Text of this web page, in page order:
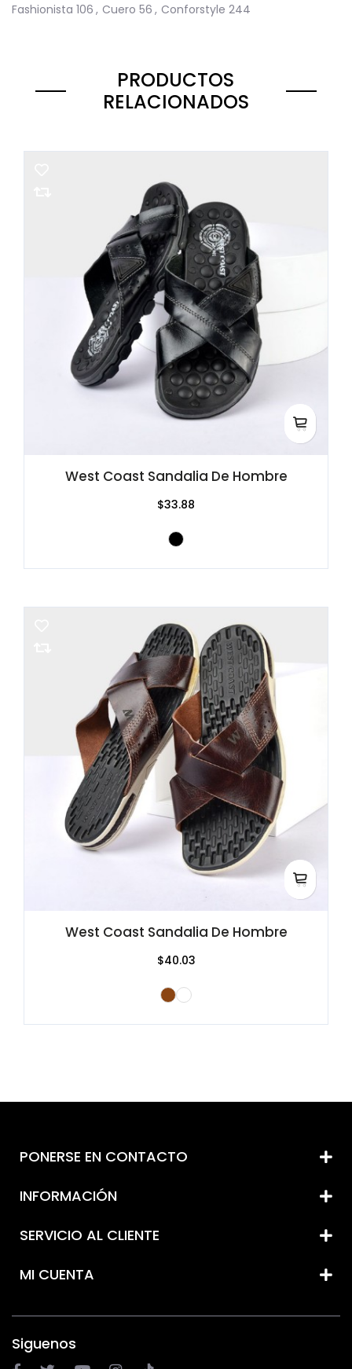
Fashionista 106 , Cuero 56 , Conforstyle 244
PRODUCTOS
RELACIONADOS
West Coast Sandalia De Hombre
$33.88
West Coast Sandalia De Hombre
$40.03
PONERSE EN CONTACTO
INFORMACIÓN
SERVICIO AL CLIENTE
MI CUENTA
Siguenos